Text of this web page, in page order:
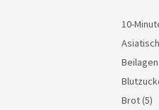
10-
Beilagen
Brot(5)